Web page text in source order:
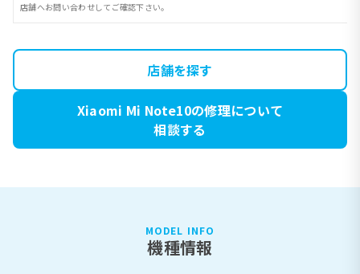
店舗へお問い合わせしてご確認下さい。
店舗を探す
Xiaomi Mi Note10の修理について
相談する
MODEL INFO
機種情報